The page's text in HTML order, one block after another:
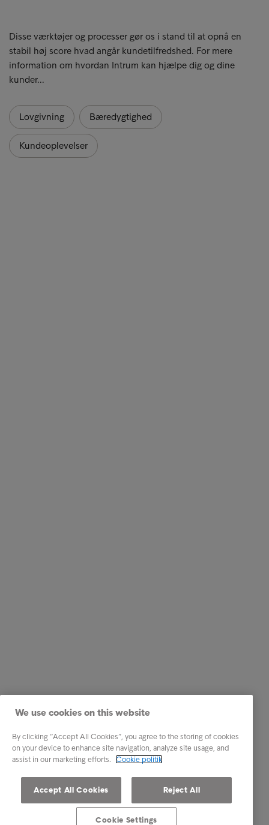
Disse værktøjer og processer gør os i stand til at opnå en
stabil høj score hvad angår kundetilfredshed. For mere
information om hvordan Intrum kan hjælpe dig og dine
kunder...
Lovgivning Bæredygtighed
Kundeoplevelser
We use cookies on this website
By clicking “Accept All Cookies”, you agree to the storing of cookies
on your device to enhance site navigation, analyze site usage, and
assist in our marketing efforts. Cookie politik
Accept All Cookies Reject All
Cookie Settings